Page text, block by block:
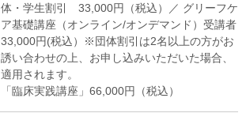
体・学生割引 33,000円（税込）／ グリーフケ
ア基礎講座（オンライン/オンデマンド）受講者
33,000円(税込）※団体割引は2名以上の方がお
誘い合わせの上、お申し込みいただいた場合、
適用されます。
「臨床実践講座」66,000円（税込）